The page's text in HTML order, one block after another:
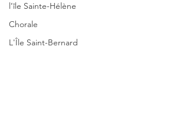
l’île Sainte-Hélène
Chorale
L'Île Saint-Bernard